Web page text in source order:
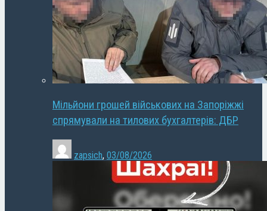
Мільйони грошей військових на Запоріжжі
спрямували на тилових бухгалтерів: ДБР
zapsich, 03/08/2026